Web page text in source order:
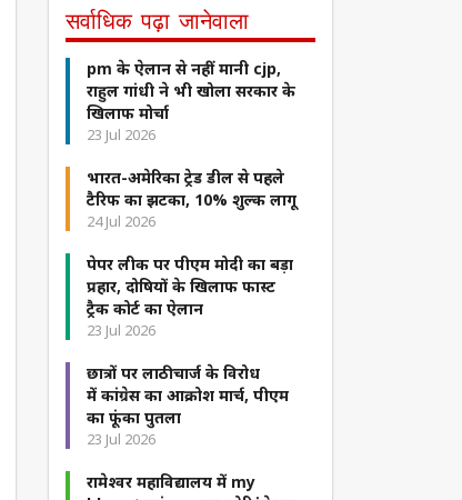
सर्वाधिक पढ़ा जानेवाला
pm के ऐलान से नहीं मानी cjp,
राहुल गांधी ने भी खोला सरकार के
खिलाफ मोर्चा
23 Jul 2026
भारत-अमेरिका ट्रेड डील से पहले
टैरिफ का झटका, 10% शुल्क लागू
24 Jul 2026
पेपर लीक पर पीएम मोदी का बड़ा
प्रहार, दोषियों के खिलाफ फास्ट
ट्रैक कोर्ट का ऐलान
23 Jul 2026
छात्रों पर लाठीचार्ज के विरोध
में कांग्रेस का आक्रोश मार्च, पीएम
का फूंका पुतला
23 Jul 2026
रामेश्वर महाविद्यालय में my